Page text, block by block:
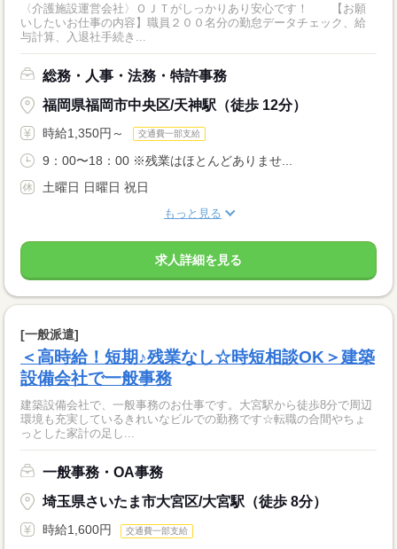
〈介護施設運営会社〉ＯＪＴがしっかりあり安心です！ 【お願
いしたいお仕事の内容】職員２００名分の勤怠データチェック、給
与計算、入退社手続き...
総務・人事・法務・特許事務
福岡県福岡市中央区/天神駅（徒歩 12分）
時給1,350円～ 交通費一部支給
9：00〜18：00 ※残業はほとんどありませ...
土曜日 日曜日 祝日
もっと見る
求人詳細を見る
[一般派遣]
＜高時給！短期♪残業なし☆時短相談OK＞建築
設備会社で一般事務
建築設備会社で、一般事務のお仕事です。大宮駅から徒歩8分で周辺
環境も充実しているきれいなビルでの勤務です☆転職の合間やちょ
っとした家計の足し...
一般事務・OA事務
埼玉県さいたま市大宮区/大宮駅（徒歩 8分）
時給1,600円 交通費一部支給